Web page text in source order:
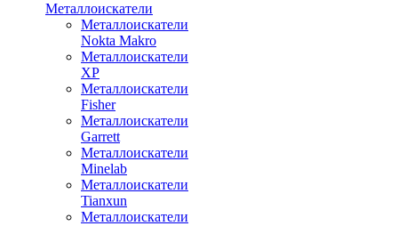
Металлоискатели
Металлоискатели
Nokta Makro
Металлоискатели
XP
Металлоискатели
Fisher
Металлоискатели
Garrett
Металлоискатели
Minelab
Металлоискатели
Tianxun
Металлоискатели